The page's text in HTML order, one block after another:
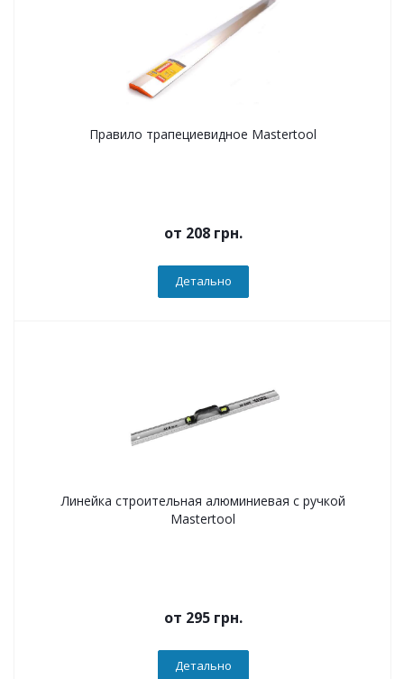
Правило трапециевидное Mastertool
от 208 грн.
Детально
Линейка строительная алюминиевая с ручкой
Mastertool
от 295 грн.
Детально